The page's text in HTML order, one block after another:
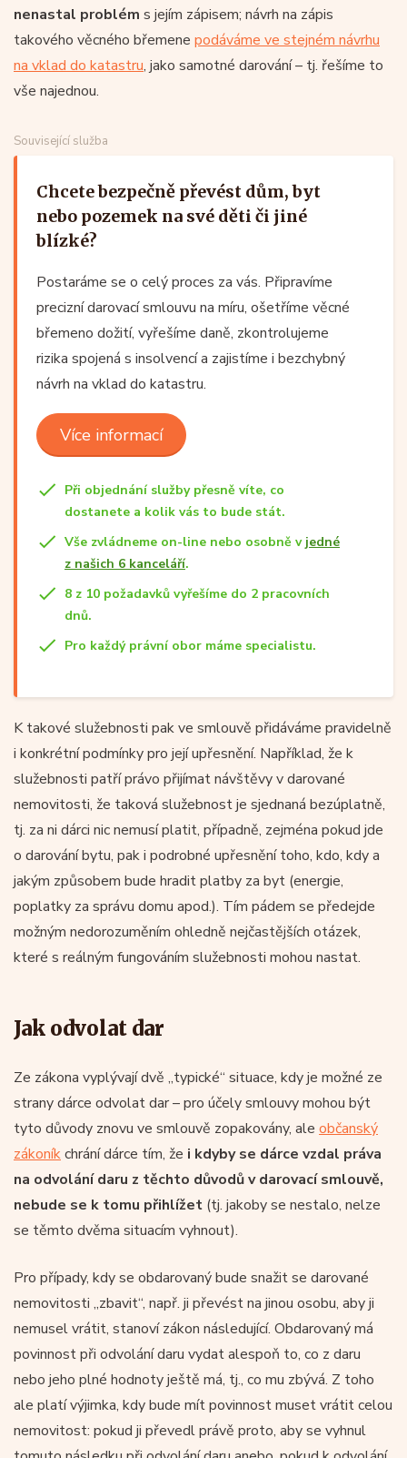
nenastal problém s jejím zápisem; návrh na zápis
takového věcného břemene podáváme ve stejném návrhu
na vklad do katastru, jako samotné darování – tj. řešíme to
vše najednou.
Související služba
Chcete bezpečně převést dům, byt
nebo pozemek na své děti či jiné
blízké?
Postaráme se o celý proces za vás. Připravíme
precizní darovací smlouvu na míru, ošetříme věcné
břemeno dožití, vyřešíme daně, zkontrolujeme
rizika spojená s insolvencí a zajistíme i bezchybný
návrh na vklad do katastru.
Více informací
Při objednání služby přesně víte, co
dostanete a kolik vás to bude stát.
Vše zvládneme on-line nebo osobně v jedné
z našich 6 kanceláří.
8 z 10 požadavků vyřešíme do 2 pracovních
dnů.
Pro každý právní obor máme specialistu.
K takové služebnosti pak ve smlouvě přidáváme pravidelně
i konkrétní podmínky pro její upřesnění. Například, že k
služebnosti patří právo přijímat návštěvy v darované
nemovitosti, že taková služebnost je sjednaná bezúplatně,
tj. za ni dárci nic nemusí platit, případně, zejména pokud jde
o darování bytu, pak i podrobné upřesnění toho, kdo, kdy a
jakým způsobem bude hradit platby za byt (energie,
poplatky za správu domu apod.). Tím pádem se předejde
možným nedorozuměním ohledně nejčastějších otázek,
které s reálným fungováním služebnosti mohou nastat.
Jak odvolat dar
Ze zákona vyplývají dvě „typické“ situace, kdy je možné ze
strany dárce odvolat dar – pro účely smlouvy mohou být
tyto důvody znovu ve smlouvě zopakovány, ale občanský
zákoníkchrání dárce tím, že i kdyby se dárce vzdal práva
na odvolání daru z těchto důvodů v darovací smlouvě,
nebude se k tomu přihlížet (tj. jakoby se nestalo, nelze
se těmto dvěma situacím vyhnout).
Pro případy, kdy se obdarovaný bude snažit se darované
nemovitosti „zbavit“, např. ji převést na jinou osobu, aby ji
nemusel vrátit, stanoví zákon následující. Obdarovaný má
povinnost při odvolání daru vydat alespoň to, co z daru
nebo jeho plné hodnoty ještě má, tj., co mu zbývá. Z toho
ale platí výjimka, kdy bude mít povinnost muset vrátit celou
nemovitost: pokud ji převedl právě proto, aby se vyhnul